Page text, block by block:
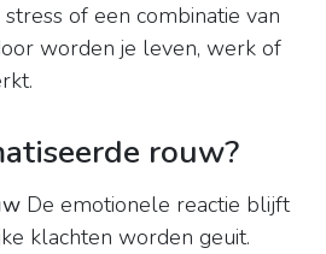
of een combinatie van
worden je leven, werk of
rouw?
De emotionele reactie blijft
klachten worden geuit.